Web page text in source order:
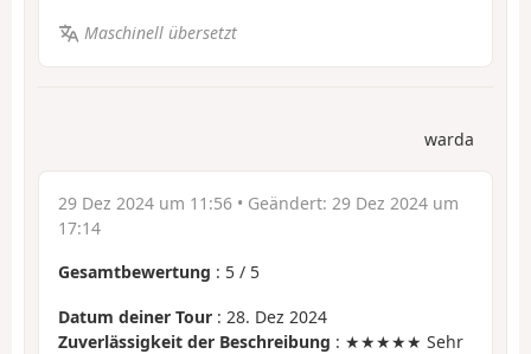
Maschinell übersetzt
warda
29 Dez 2024 um 11:56 • Geändert: 29 Dez 2024 um
17:14
Gesamtbewertung : 5 / 5
Datum deiner Tour : 28. Dez 2024
Zuverlässigkeit der Beschreibung : ★★★★★ Sehr